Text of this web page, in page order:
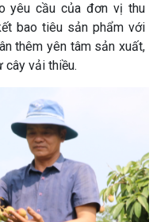
yêu cầu của đơn vị thu
bao tiêu sản phẩm với
thêm yên tâm sản xuất,
cây vải thiều.